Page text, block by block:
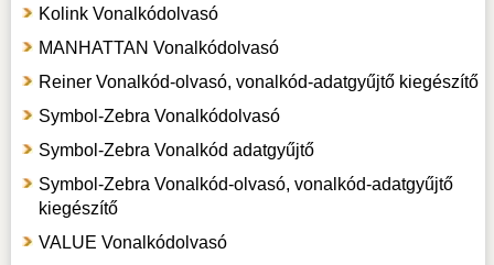
Kolink Vonalkódolvasó
MANHATTAN Vonalkódolvasó
Reiner Vonalkód-olvasó, vonalkód-adatgyűjtő kiegészítő
Symbol-Zebra Vonalkódolvasó
Symbol-Zebra Vonalkód adatgyűjtő
Symbol-Zebra Vonalkód-olvasó, vonalkód-adatgyűjtő
kiegészítő
VALUE Vonalkódolvasó